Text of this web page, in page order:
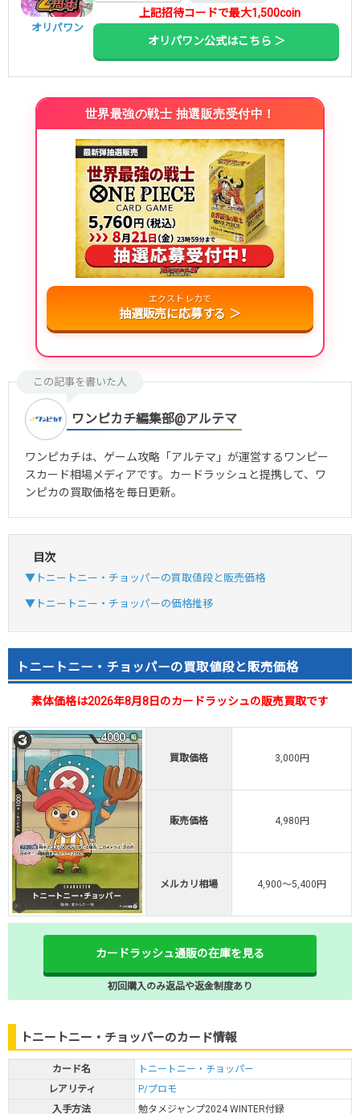
オリパワン
上記招待コードで最大1,500coin
オリパワン公式はこちら ＞
世界最強の戦士 抽選販売受付中！
エクストレカで
抽選販売に応募する ＞
この記事を書いた人
ワンピカチ編集部@アルテマ
ワンピカチは、ゲーム攻略「アルテマ」が運営するワンピー
スカード相場メディアです。カードラッシュと提携して、ワ
ンピカの買取価格を毎日更新。
目次
▼トニートニー・チョッパーの買取値段と販売価格
▼トニートニー・チョッパーの価格推移
トニートニー・チョッパーの買取値段と販売価格
素体価格は2026年8月8日のカードラッシュの販売買取です
買取価格 3,000円
販売価格 4,980円
メルカリ相場 4,900～5,400円
カードラッシュ通販の在庫を見る
初回購入のみ返品や返金制度あり
トニートニー・チョッパーのカード情報
カード名
トニートニー・チョッパー
レアリティ
P/プロモ
入手方法
勉タメジャンプ2024 WINTER付録